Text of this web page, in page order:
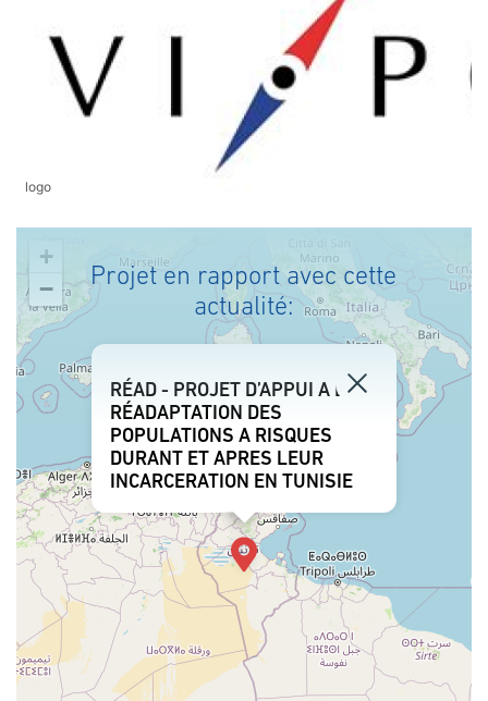
logo
Projet en rapport avec cette
actualité:
RÉAD - PROJET D’APPUI A LA
RÉADAPTATION DES
POPULATIONS A RISQUES
DURANT ET APRES LEUR
INCARCERATION EN TUNISIE
+
−